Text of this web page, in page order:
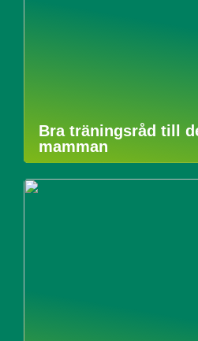
Bra träningsråd till
mamman